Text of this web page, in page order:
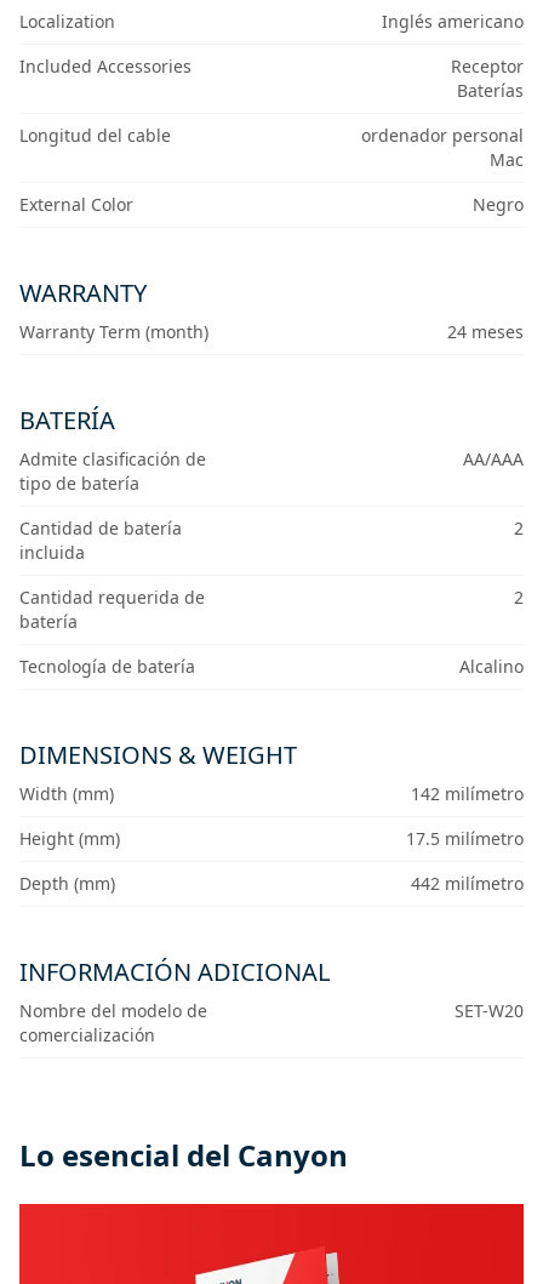
Localization
Inglés americano
Included Accessories
Receptor
Baterías
Longitud del cable
ordenador personal
Mac
External Color
Negro
WARRANTY
Warranty Term (month) 24 meses
BATERÍA
Admite clasificación de
tipo de batería
AA/AAA
Cantidad de batería
incluida
2
Cantidad requerida de
batería
2
Tecnología de batería Alcalino
DIMENSIONS & WEIGHT
Width (mm)
142 milímetro
Height (mm)
17.5 milímetro
Depth (mm)
442 milímetro
INFORMACIÓN ADICIONAL
Nombre del modelo de
comercialización
SET-W20
Lo esencial del Canyon